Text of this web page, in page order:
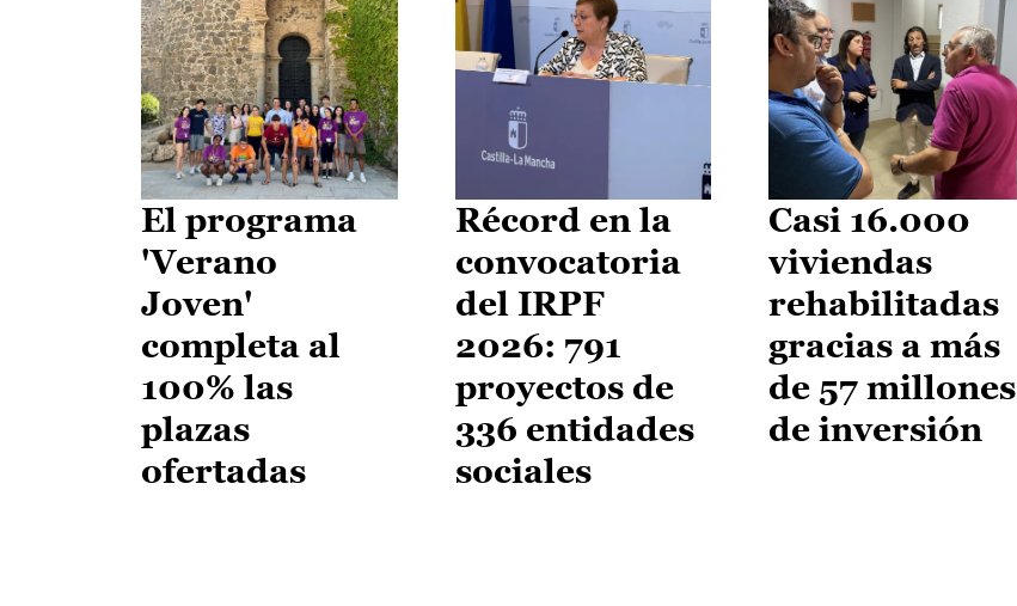
El programa
'Verano
Joven'
completa al
100% las
plazas
ofertadas
Récord en la
convocatoria
del IRPF
2026: 791
proyectos de
336 entidades
sociales
Casi 16.000
viviendas
rehabilitadas
gracias a más
de 57 millones
de inversión